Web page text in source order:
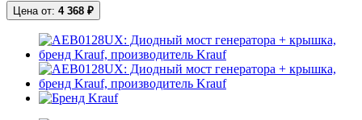
Цена от: 4 368 ₽